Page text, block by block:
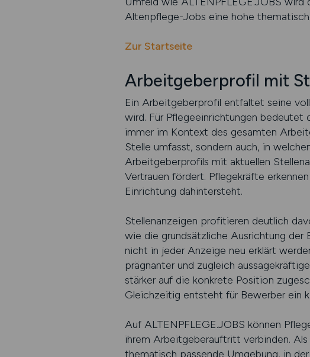
Altenpflege-Jobs eine hohe
Zur Startseite
Arbeitgeberprofil mit
Ein Arbeitgeberprofil entfaltet seine
wird. Für Pflegeeinrichtungen
immer im Kontext des gesamten
Stelle umfasst, sondern auch, in
Arbeitgeberprofils mit aktuellen
Vertrauen fördert. Pflegekräfte
Einrichtung dahintersteht.
Stellenanzeigen profitieren deutlich
wie die grundsätzliche Ausrichtung der
nicht in jeder Anzeige neu erklärt
prägnanter und zugleich
stärker auf die konkrete Position
Gleichzeitig entsteht für Bewerber ein
Auf ALTENPFLEGE.JOBS können
ihrem Arbeitgeberauftritt verbinden.
thematisch passende Umgebung, in